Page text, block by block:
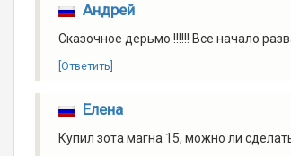
Андрей
Сказочное дерьмо !!!!!! Все начало
[Ответить]
Елена
Купил зота магна 15, можно ли